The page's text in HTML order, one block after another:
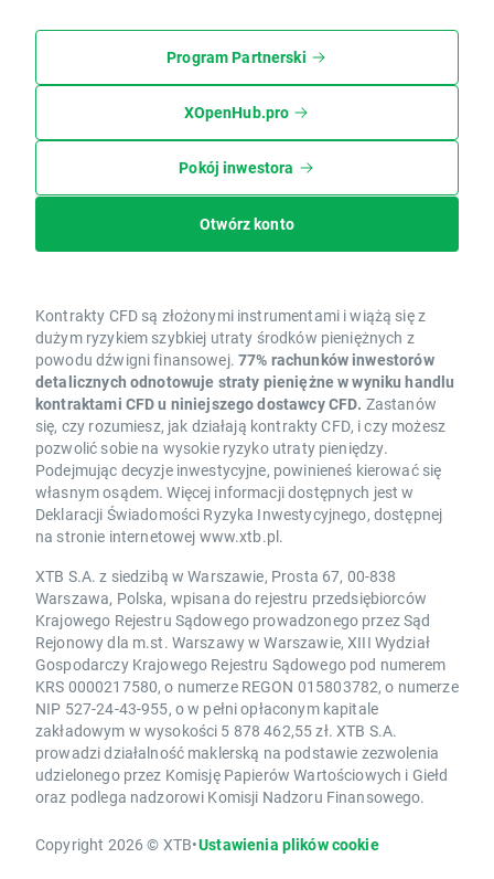
Program Partnerski
XOpenHub.pro
Pokój inwestora
Otwórz konto
Kontrakty CFD są złożonymi instrumentami i wiążą się z
dużym ryzykiem szybkiej utraty środków pieniężnych z
powodu dźwigni finansowej. 77% rachunków inwestorów
detalicznych odnotowuje straty pieniężne w wyniku handlu
kontraktami CFD u niniejszego dostawcy CFD. Zastanów
się, czy rozumiesz, jak działają kontrakty CFD, i czy możesz
pozwolić sobie na wysokie ryzyko utraty pieniędzy.
Podejmując decyzje inwestycyjne, powinieneś kierować się
własnym osądem. Więcej informacji dostępnych jest w
Deklaracji Świadomości Ryzyka Inwestycyjnego, dostępnej
na stronie internetowej www.xtb.pl.
XTB S.A. z siedzibą w Warszawie, Prosta 67, 00-838
Warszawa, Polska, wpisana do rejestru przedsiębiorców
Krajowego Rejestru Sądowego prowadzonego przez Sąd
Rejonowy dla m.st. Warszawy w Warszawie, XIII Wydział
Gospodarczy Krajowego Rejestru Sądowego pod numerem
KRS 0000217580, o numerze REGON 015803782, o numerze
NIP 527-24-43-955, o w pełni opłaconym kapitale
zakładowym w wysokości 5 878 462,55 zł. XTB S.A.
prowadzi działalność maklerską na podstawie zezwolenia
udzielonego przez Komisję Papierów Wartościowych i Giełd
oraz podlega nadzorowi Komisji Nadzoru Finansowego.
Copyright 2026 © XTB•Ustawienia plików cookie